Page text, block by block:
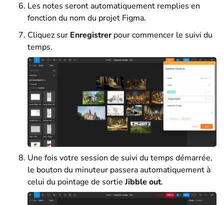
Les notes seront automatiquement remplies en
fonction du nom du projet Figma.
Cliquez sur Enregistrerpour commencer le suivi du
temps.
Une fois votre session de suivi du temps démarrée,
le bouton du minuteur passera automatiquement à
celui du pointage de sortie Jibble out.